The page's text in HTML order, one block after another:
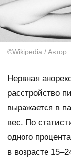
©Wikipedia / Автор:
Нервная
расстройство
выражается в
вес. По
одного
в возрасте